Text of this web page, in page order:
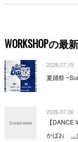
WORKSHOPの最
2026.07.15
夏踊祭
2026.07.06
【
かばお
...